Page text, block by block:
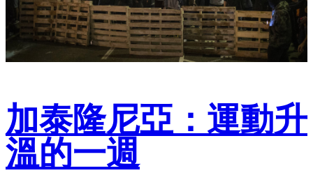
加泰隆尼亞：運動升
溫的一週